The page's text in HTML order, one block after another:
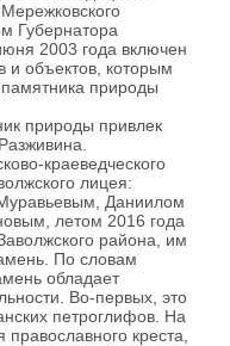
Губернатора
2003 года включен
и объектов, которым
памятника природы
природы привлек
краеведческого
лицея:
Даниилом
летом 2016 года
района, им
По словам
обладает
Во-первых, это
петроглифов. На
креста,